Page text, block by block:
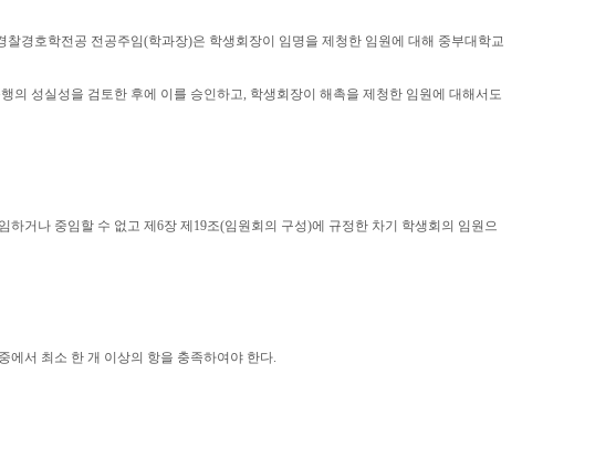
찰경호학전공 전공주임(학과장)은 학생회장이 임명을 제청한 임원에 대해 중부대학교
의 성실성을 검토한 후에 이를 승인하고 학생회장이 해촉을 제청한 임원에 대해서도
하거나 중임할 수 없고 제6장 제19조(임원회의 구성)에 규정한 차기 학생회의 임원으
에서 최소 한 개 이상의 항을 충족하여야 한다.